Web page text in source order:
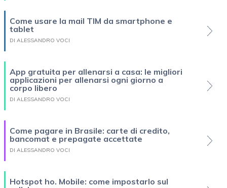
Come usare la mail TIM da smartphone e
tablet
DI ALESSANDRO VOCI
App gratuita per allenarsi a casa: le migliori
applicazioni per allenarsi ogni giorno a
corpo libero
DI ALESSANDRO VOCI
Come pagare in Brasile: carte di credito,
bancomat e prepagate accettate
DI ALESSANDRO VOCI
Hotspot ho. Mobile: come impostarlo sul